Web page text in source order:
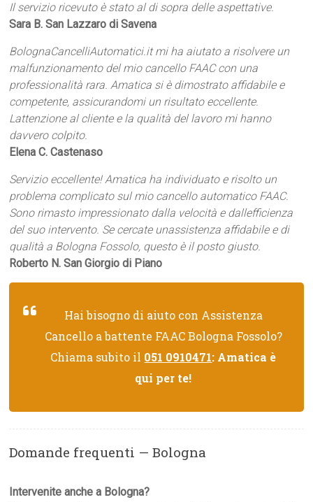
Il servizio ricevuto è stato al di sopra delle aspettative.
Sara B. San Lazzaro di Savena
BolognaCancelliAutomatici.it mi ha aiutato a risolvere un
malfunzionamento del mio cancello FAAC con una
professionalità rara. Amatica si è dimostrato affidabile e
competente, assicurandomi un risultato eccellente.
Lattenzione al cliente e la qualità del lavoro mi hanno
davvero colpito.
Elena C. Castenaso
Servizio eccellente! Amatica ha individuato e risolto un
problema complicato sul mio cancello automatico FAAC.
Sono rimasto impressionato dalla velocità e dallefficienza
del suo intervento. Se cercate unassistenza affidabile e di
qualità a Bologna Fossolo, questo è il posto giusto.
Roberto N. San Giorgio di Piano
Hai bisogno di aiuto con Assistenza
Cancello a battente FAAC Bologna Fossolo?
Chiama subito il 051 0910471: Amatica è
qui per te!
Domande frequenti — Bologna
Intervenite anche a Bologna?